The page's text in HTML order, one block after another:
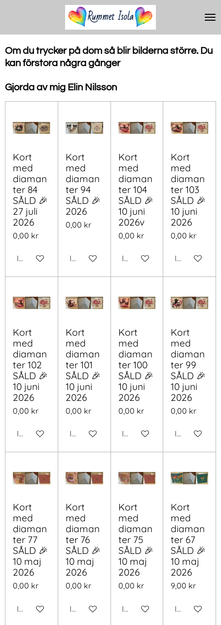
huvudinnehållet
Om du trycker på dom så blir bilderna större. Du
kan förstora några gånger
Gjorda av mig Elin Nilsson
Kort
med
diaman
ter 84
SÅLD 🎉
27 juli
2026
0,00 kr
Inaktiverad
Kort
med
diaman
ter 94
SÅLD 🎉
2026
0,00 kr
Inaktiverad
Kort
med
diaman
ter 104
SÅLD 🎉
10 juni
2026v
0,00 kr
Inaktiverad
Kort
med
diaman
ter 103
SÅLD 🎉
10 juni
2026
0,00 kr
Inaktiverad
Kort
med
diaman
ter 102
SÅLD 🎉
10 juni
2026
0,00 kr
Inaktiverad
Kort
med
diaman
ter 101
SÅLD 🎉
10 juni
2026
0,00 kr
Inaktiverad
Kort
med
diaman
ter 100
SÅLD 🎉
10 juni
2026
0,00 kr
Inaktiverad
Kort
med
diaman
ter 99
SÅLD 🎉
10 juni
2026
0,00 kr
Inaktiverad
Kort
med
diaman
ter 77
SÅLD 🎉
10 maj
2026
0,00 kr
Inaktiverad
Kort
med
diaman
ter 76
SÅLD 🎉
10 maj
2026
0,00 kr
Inaktiverad
Kort
med
diaman
ter 75
SÅLD 🎉
10 maj
2026
0,00 kr
Inaktiverad
Kort
med
diaman
ter 67
SÅLD 🎉
10 maj
2026
9,00 kr
Inaktiverad